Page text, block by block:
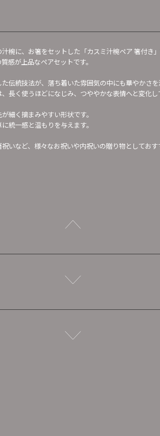
椀に、お箸をセットした「カスミ汁椀ペア 箸付き」
感が上品なペアセットです。
伝統技法が、落ち着いた雰囲気の中にも華やかさを
長く使うほどになじみ、つややかな表情へと変化し
細く摘まみやすい形状です。
統一感と温もりを与えます。
いなど、様々なお祝いや内祝いの贈り物としておす